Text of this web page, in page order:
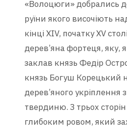
«Волоцюги» добрались
руїни якого височіють
кінці ХІV, початку ХV
дерев’яна фортеця, яку,
заклав князь Федір
князь Богуш Корецький
дерев’яного укріплення
твердиню. З трьох
глибоким ровом, який